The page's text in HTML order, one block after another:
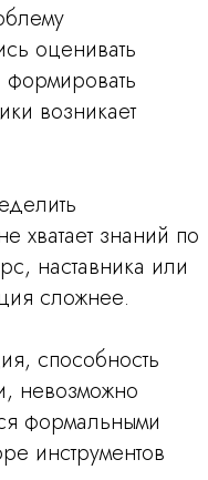
оценивать
формировать
возникает
хватает знаний по
наставника или
сложнее.
способность
невозможно
формальными
инструментов